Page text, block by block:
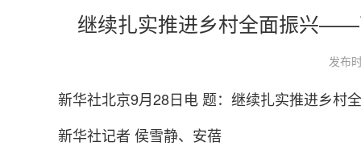
继续扎实推进乡村全面振兴——
发布
新华社北京9月28日电 题：继续扎实推进乡
新华社记者 侯雪静、安蓓